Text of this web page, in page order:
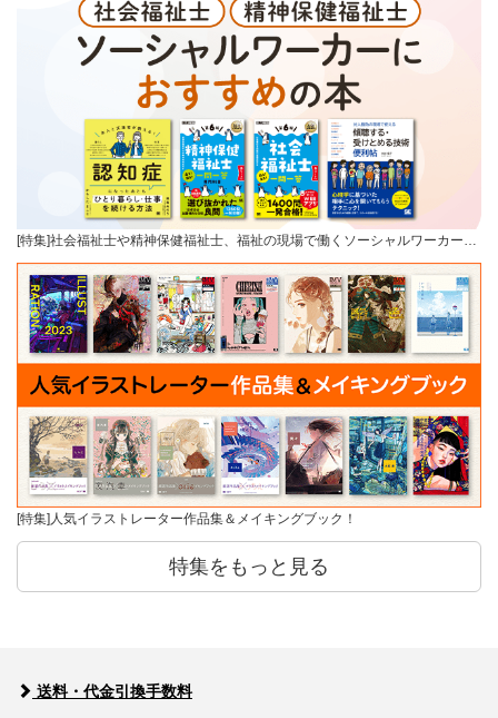
[特集]社会福祉士や精神保健福祉士、福祉の現場で働くソーシャルワーカー…
[特集]人気イラストレーター作品集＆メイキングブック！
特集をもっと見る
送料・代金引換手数料